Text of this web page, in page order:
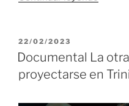
La
PUBLICADO
EL
22/02/2023
Documental La
proyectarse en